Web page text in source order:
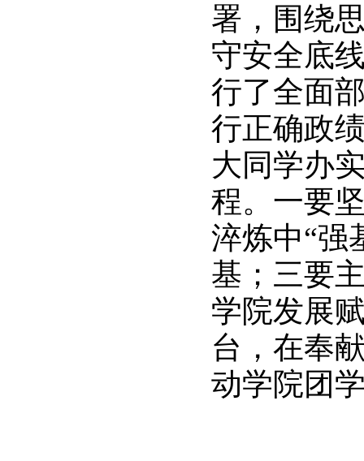
署，围绕
守安全底
行了全面
行正确政
大同学办
程。一要
淬炼中“强
基；三要
学院发展
台，在奉
动学院团